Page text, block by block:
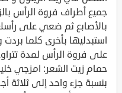
جميع أطراف فروة الرأس
بالأصابع ثم ضعي على
استبدليها بأخرى كلما
على فروة الرأس لمدة
حمام زيت الشعر: امزجي
بنسبة جزء واحد إلى ثلاثة